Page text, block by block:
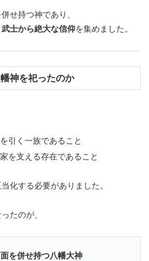
せ持つ神であり、
武士から絶大な信仰を集めました。
神を祀ったのか
引く一族であること
を支える存在であること
化する必要がありました。
たのが、
を併せ持つ八幡大神